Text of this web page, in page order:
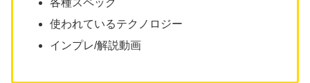
使われているテクノロジー
インプレ/解説動画